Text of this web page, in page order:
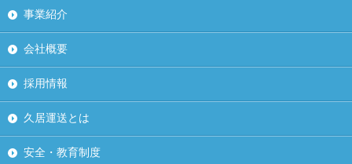
事業紹介
会社概要
採用情報
久居運送とは
安全・教育制度